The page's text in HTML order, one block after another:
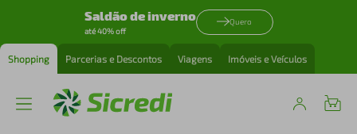
Saldão de inverno
até 40% off
Quero
Shopping Parcerias e Descontos Viagens Imóveis e Veículos